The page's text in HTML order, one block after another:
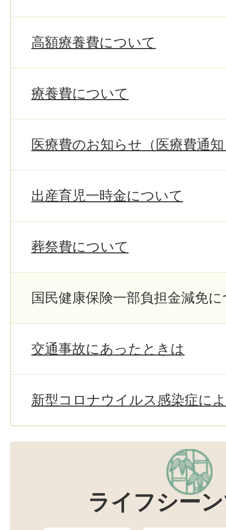
高額療養費について
療養費について
医療費のお知らせ（医療費通
出産育児一時金について
葬祭費について
国民健康保険一部負担金減免
交通事故にあったときは
新型コロナウイルス感染症に
ライフシー